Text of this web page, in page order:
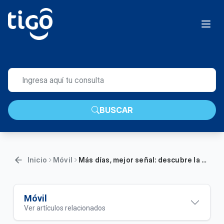
BUSCAR
Inicio Móvil Más días, mejor señal: descubre la Súper Recarga de 15 días
Móvil
Ver artículos relacionados